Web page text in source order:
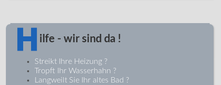
ilfe - wir sind da !
Streikt Ihre Heizung ?
Tropft Ihr Wasserhahn ?
Langweilt Sie Ihr altes Bad ?